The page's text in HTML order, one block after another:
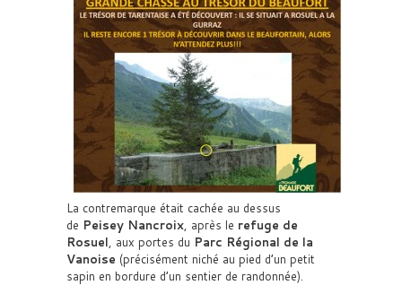
La contremarque était cachée au dessus
de Peisey Nancroix, après le refuge de
Rosuel, aux portes du Parc Régional de la
Vanoise (précisément niché au pied d’un petit
sapin en bordure d’un sentier de randonnée).